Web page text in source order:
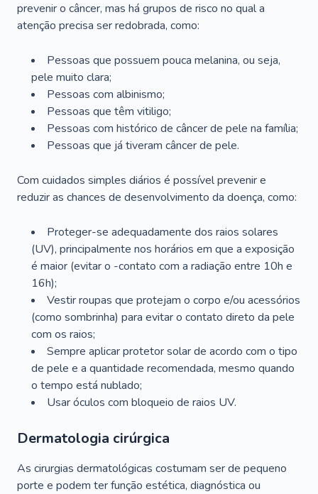
prevenir o câncer, mas há grupos de risco no qual a
atenção precisa ser redobrada, como:
Pessoas que possuem pouca melanina, ou seja,
pele muito clara;
Pessoas com albinismo;
Pessoas que têm vitiligo;
Pessoas com histórico de câncer de pele na família;
Pessoas que já tiveram câncer de pele.
Com cuidados simples diários é possível prevenir e
reduzir as chances de desenvolvimento da doença, como:
Proteger-se adequadamente dos raios solares
(UV), principalmente nos horários em que a exposição
é maior (evitar o -contato com a radiação entre 10h e
16h);
Vestir roupas que protejam o corpo e/ou acessórios
(como sombrinha) para evitar o contato direto da pele
com os raios;
Sempre aplicar protetor solar de acordo com o tipo
de pele e a quantidade recomendada, mesmo quando
o tempo está nublado;
Usar óculos com bloqueio de raios UV.
Dermatologia cirúrgica
As cirurgias dermatológicas costumam ser de pequeno
porte e podem ter função estética, diagnóstica ou